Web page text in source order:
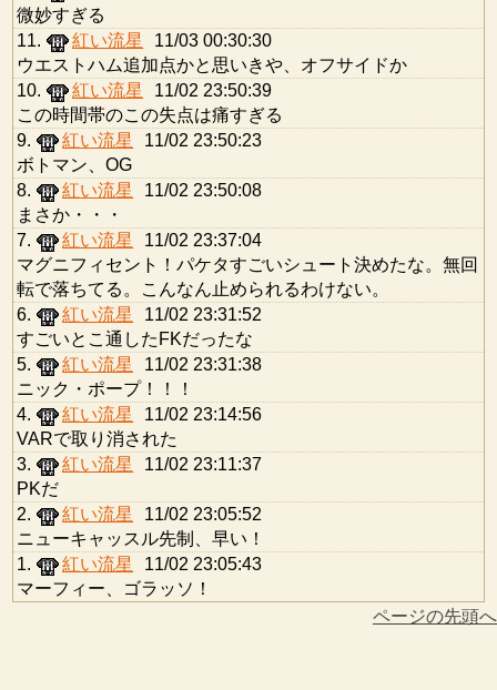
微妙すぎる
11.
紅い流星
11/03 00:30:30
ウエストハム追加点かと思いきや、オフサイドか
10.
紅い流星
11/02 23:50:39
この時間帯のこの失点は痛すぎる
9.
紅い流星
11/02 23:50:23
ボトマン、OG
8.
紅い流星
11/02 23:50:08
まさか・・・
7.
紅い流星
11/02 23:37:04
マグニフィセント！パケタすごいシュート決めたな。無回
転で落ちてる。こんなん止められるわけない。
6.
紅い流星
11/02 23:31:52
すごいとこ通したFKだったな
5.
紅い流星
11/02 23:31:38
ニック・ポープ！！！
4.
紅い流星
11/02 23:14:56
VARで取り消された
3.
紅い流星
11/02 23:11:37
PKだ
2.
紅い流星
11/02 23:05:52
ニューキャッスル先制、早い！
1.
紅い流星
11/02 23:05:43
マーフィー、ゴラッソ！
ページの先頭へ